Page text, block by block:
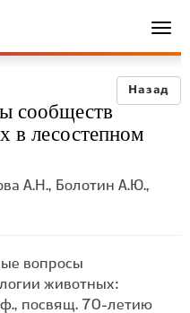
Назад
сообществ
в лесостепном
А.Н., Болотин А.Ю.,
вопросы
животных:
посвящ. 70-летию